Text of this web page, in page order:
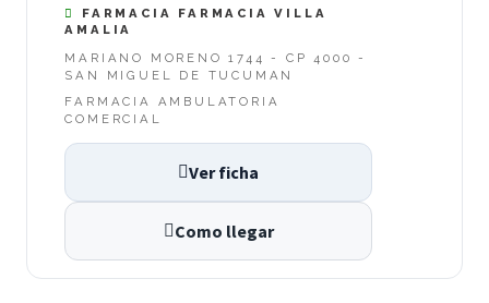
FARMACIA FARMACIA VILLA
AMALIA
MARIANO MORENO 1744 - CP 4000 -
SAN MIGUEL DE TUCUMAN
FARMACIA AMBULATORIA
COMERCIAL
Ver ficha
Como llegar